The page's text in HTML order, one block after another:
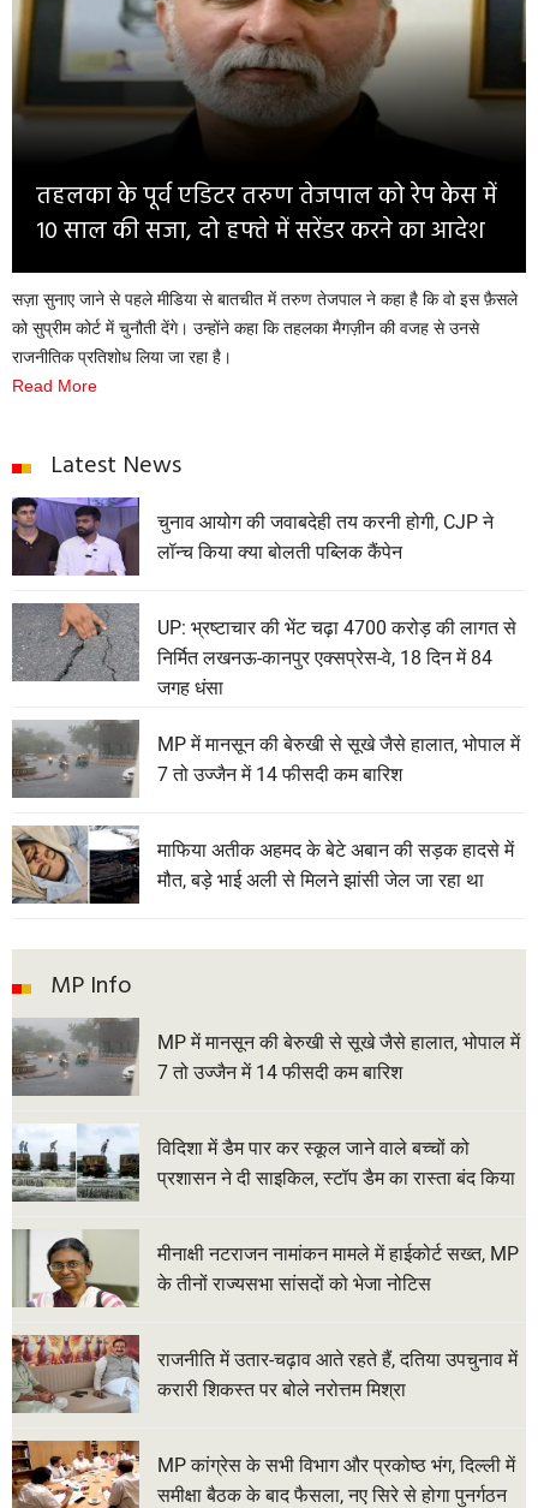
Health & Lifestyle
Home
तहलका के पूर्व एडिटर तरुण तेजपाल को रेप केस में
10 साल की सजा, दो हफ्ते में सरेंडर करने का आदेश
सज़ा सुनाए जाने से पहले मीडिया से बातचीत में तरुण तेजपाल ने कहा है कि वो इस फ़ैसले
को सुप्रीम कोर्ट में चुनौती देंगे। उन्होंने कहा कि तहलका मैगज़ीन की वजह से उनसे
राजनीतिक प्रतिशोध लिया जा रहा है।
Read More
Latest News
चुनाव आयोग की जवाबदेही तय करनी होगी, CJP ने
लॉन्च किया क्या बोलती पब्लिक कैंपेन
UP: भ्रष्टाचार की भेंट चढ़ा 4700 करोड़ की लागत से
निर्मित लखनऊ-कानपुर एक्सप्रेस-वे, 18 दिन में 84
जगह धंसा
MP में मानसून की बेरुखी से सूखे जैसे हालात, भोपाल में
7 तो उज्जैन में 14 फीसदी कम बारिश
माफिया अतीक अहमद के बेटे अबान की सड़क हादसे में
मौत, बड़े भाई अली से मिलने झांसी जेल जा रहा था
MP Info
MP में मानसून की बेरुखी से सूखे जैसे हालात, भोपाल में
7 तो उज्जैन में 14 फीसदी कम बारिश
विदिशा में डैम पार कर स्कूल जाने वाले बच्चों को
प्रशासन ने दी साइकिल, स्टॉप डैम का रास्ता बंद किया
मीनाक्षी नटराजन नामांकन मामले में हाईकोर्ट सख्त, MP
के तीनों राज्यसभा सांसदों को भेजा नोटिस
राजनीति में उतार-चढ़ाव आते रहते हैं, दतिया उपचुनाव में
करारी शिकस्त पर बोले नरोत्तम मिश्रा
MP कांग्रेस के सभी विभाग और प्रकोष्ठ भंग, दिल्ली में
समीक्षा बैठक के बाद फैसला, नए सिरे से होगा पुनर्गठन